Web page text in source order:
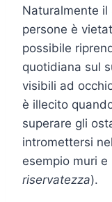
Naturalmente
persone è
possibile
quotidiana sul
visibili ad
è illecito
superare gli
intromettersi
esempio muri e
riservatezza).